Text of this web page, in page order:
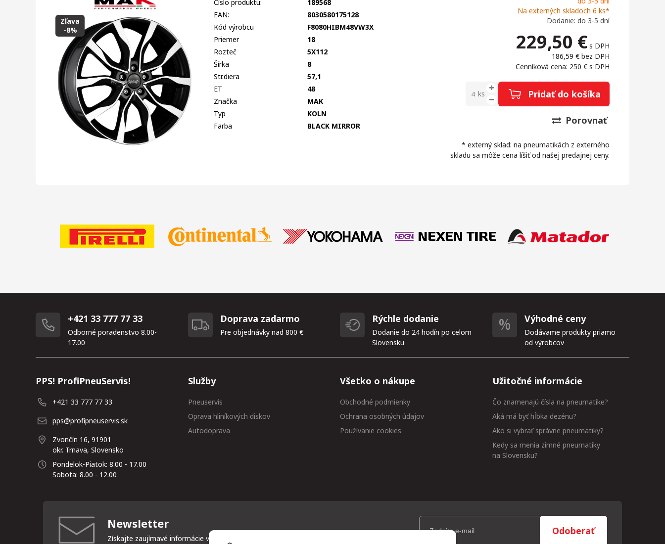
Zľava
-8%
Na externých skladoch 6 ks*
Dodanie: do 3-5 dní
229,50 € s DPH
186,59 € bez DPH
Cenníková cena: 250 € s DPH
ks Pridať do košíka
Porovnať
* externý sklad: na pneumatikách z externého
skladu sa môže cena líšiť od našej predajnej ceny.
Číslo produktu:
189568
EAN:
8030580175128
Kód výrobcu
F8080HIBM48VW3X
Priemer
18
Rozteč
5X112
Šírka
8
Str.diera
57,1
ET
48
Značka
MAK
Typ
KOLN
Farba
BLACK MIRROR
+421 33 777 77 33
Odborné poradenstvo 8.00-
17.00
Doprava zadarmo
Pre objednávky nad 800 €
Rýchle dodanie
Dodanie do 24 hodín po celom
Slovensku
Výhodné ceny
Dodávame produkty priamo
od výrobcov
PPS! ProfiPneuServis!
+421 33 777 77 33
pps@profipneuservis.sk
Zvončín 16, 91901
okr. Trnava, Slovensko
Pondelok-Piatok: 8.00 - 17.00
Sobota: 8.00 - 12.00
Služby
Pneuservis
Oprava hliníkových diskov
Autodoprava
Všetko o nákupe
Obchodné podmienky
Ochrana osobných údajov
Používanie cookies
Užitočné informácie
Čo znamenajú čísla na pneumatike?
Aká má byť hĺbka dezénu?
Ako si vybrať správne pneumatiky?
Kedy sa menia zimné pneumatiky
na Slovensku?
Newsletter
Získajte zaujímavé informácie vždy medzi prvými
Odoberať